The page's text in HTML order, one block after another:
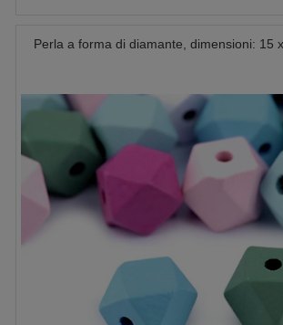
Perla a forma di diamante, dimensioni: 15